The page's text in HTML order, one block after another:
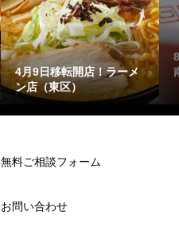
4月9日移転開店！ラーメ
ン店（東区）
無料ご相談フォーム
お問い合わせ